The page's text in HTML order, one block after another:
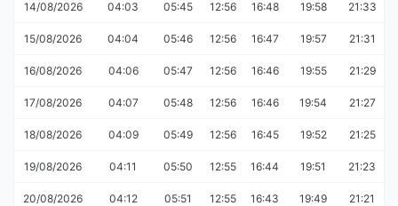
14/08/2026 04:03 05:45 12:56 16:48 19:58 21:33
15/08/2026 04:04 05:46 12:56 16:47 19:57 21:31
16/08/2026 04:06 05:47 12:56 16:46 19:55 21:29
17/08/2026 04:07 05:48 12:56 16:46 19:54 21:27
18/08/2026 04:09 05:49 12:56 16:45 19:52 21:25
19/08/2026 04:11 05:50 12:55 16:44 19:51 21:23
20/08/2026 04:12 05:51 12:55 16:43 19:49 21:21